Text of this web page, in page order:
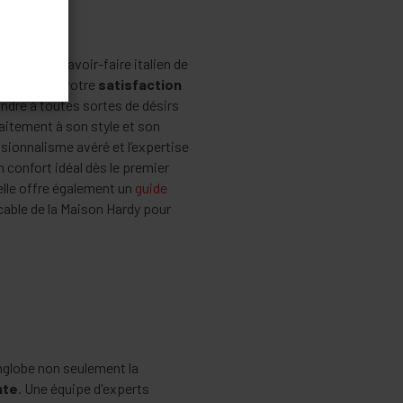
du savoir-faire italien de
objectif : votre satisfaction
à toutes sortes de désirs
à son style et son
avéré et l’expertise
confort idéal dès le premier
offre également un guide
de la Maison Hardy pour
non seulement la
. Une équipe d'experts